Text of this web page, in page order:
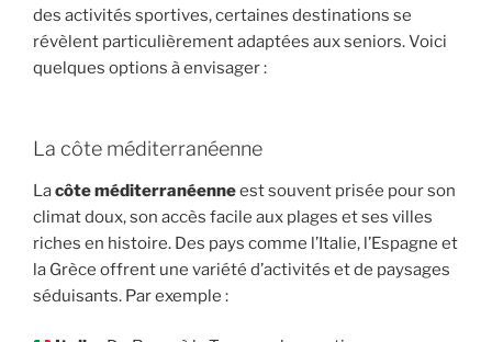
des activités sportives, certaines destinations se
révèlent particulièrement adaptées aux seniors. Voici
quelques options à envisager :
La côte méditerranéenne
Lacôte méditerranéenneest souvent prisée pour son
climat doux, son accès facile aux plages et ses villes
riches en histoire. Des pays comme l’Italie, l’Espagne et
la Grèce offrent une variété d’activités et de paysages
séduisants. Par exemple :